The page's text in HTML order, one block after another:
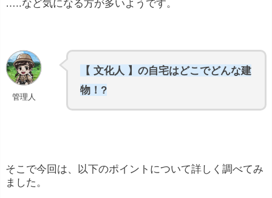
…..など気になる方が多いようです。
管理人
【 文化人 】の自宅はどこでどんな建
物！?
そこで今回は、以下のポイントについて詳しく調べてみ
ました。